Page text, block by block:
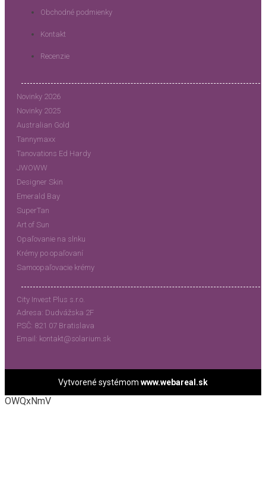
Obchodné podmienky
Kontakt
Recenzie
Novinky 2026
Novinky 2025
Australian Gold
Tannymaxx
Tanovations Ed Hardy
JWOWW
Designer Skin
Emerald Bay
SuperTan
Art of Sun
Opaľovanie na slnku
Krémy po opaľovaní
Samoopaľovacie krémy
City Invest Plus s.r.o.
Adresa: Dudvážska 2F
PSČ: 821 07 Bratislava
Email: kontakt@solarium.sk
Vytvorené systémom www.webareal.sk
OWQxNmV